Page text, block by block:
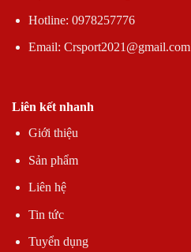
Hotline: 0978257776
Email: Crsport2021@gmail.com
Liên kết nhanh
Giới thiệu
Sản phẩm
Liên hệ
Tin tức
Tuyển dụng